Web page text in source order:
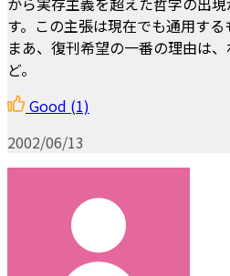
す。この主張は現在でも通用する
まあ、復刊希望の一番の理由は
ど。
Good (1)
2002/06/13